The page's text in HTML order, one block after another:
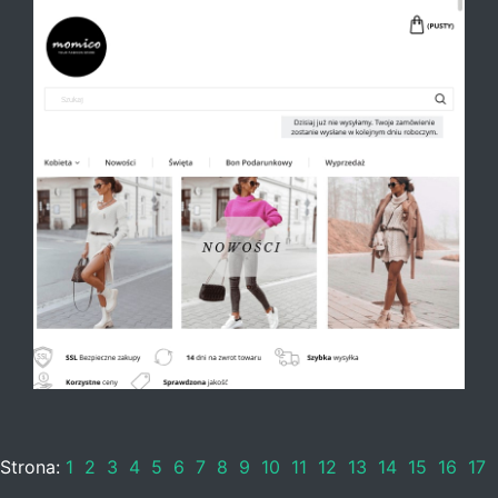
Strona: 1 2 3 4 5 6 7 8 9 10 11 12 13 14 15 16 17